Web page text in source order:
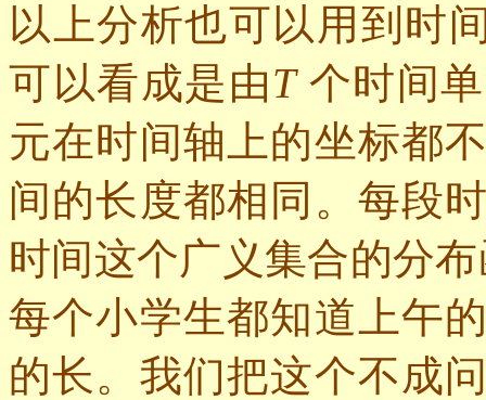
以上分析也可以用到时
可以看成是由T 个时间
元在时间轴上的坐标都
间的长度都相同。每段
时间这个广义集合的分
每个小学生都知道上午
的长。我们把这个不成